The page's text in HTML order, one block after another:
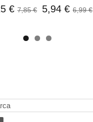
€ 7,85 €
5,94 € 6,99 €